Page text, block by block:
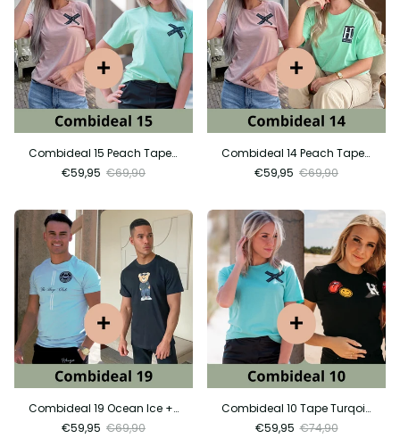
Combideal 15 Peach Tape + Mint Tape
€59,95 €69,90
Combideal 14 Peach Tape + Mint Luxury
€59,95 €69,90
Combideal 19 Ocean Ice + Fashion Beer
€59,95 €69,90
Combideal 10 Tape Turqoise + Festival Tee
€59,95 €74,90